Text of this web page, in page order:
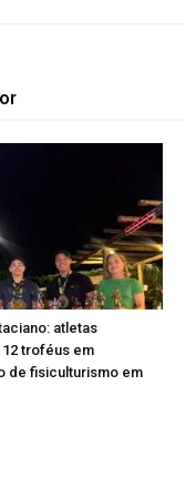
atletas
troféus em
de fisiculturismo em